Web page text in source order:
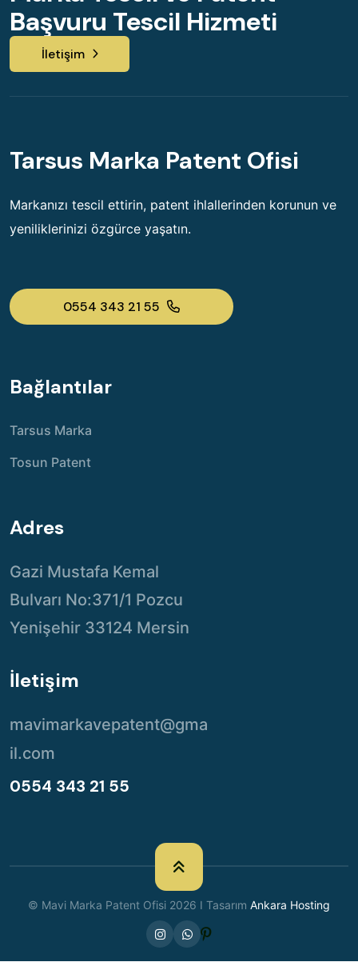
Başvuru Tescil Hizmeti
İletişim
Tarsus Marka Patent Ofisi
Markanızı tescil ettirin, patent ihlallerinden korunun ve
yeniliklerinizi özgürce yaşatın.
0554 343 21 55
Bağlantılar
Tarsus Marka
Tosun Patent
Adres
Gazi Mustafa Kemal
Bulvarı No:371/1 Pozcu
Yenişehir 33124 Mersin
İletişim
mavimarkavepatent@gma
il.com
0554 343 21 55
© Mavi Marka Patent Ofisi 2026 I Tasarım Ankara Hosting